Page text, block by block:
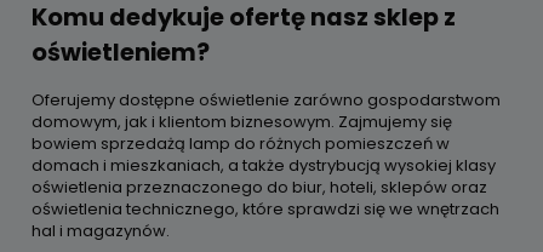
Komu dedykuje ofertę nasz sklep z
oświetleniem?
Oferujemy dostępne oświetlenie zarówno gospodarstwom
domowym, jak i klientom biznesowym. Zajmujemy się
bowiem sprzedażą lamp do różnych pomieszczeń w
domach i mieszkaniach, a także dystrybucją wysokiej klasy
oświetlenia przeznaczonego do biur, hoteli, sklepów oraz
oświetlenia technicznego, które sprawdzi się we wnętrzach
hal i magazynów.